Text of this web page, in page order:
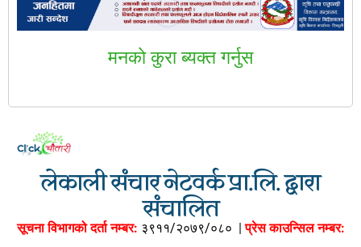
मनकाे कुरा ब्यक्त गर्नुस
लेकाली संचार नेटवर्क प्रा.लि. द्वारा
संचालित
सूचना विभागको दर्ता नम्बर: ३९११/२०७९/०८० |प्रेस काउन्सिल नम्बर: